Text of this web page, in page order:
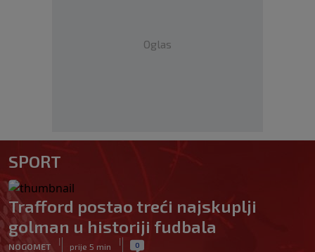
Oglas
SPORT
Trafford postao treći najskuplji
golman u historiji fudbala
NOGOMET
|
prije 5 min
| 0